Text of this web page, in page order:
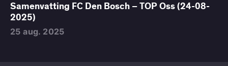
Samenvatting FC Den Bosch – TOP Oss (24-08-
2025)
25 aug. 2025